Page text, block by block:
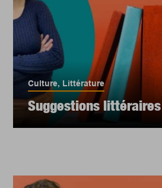
Culture, Littérature
Suggestions littéraires